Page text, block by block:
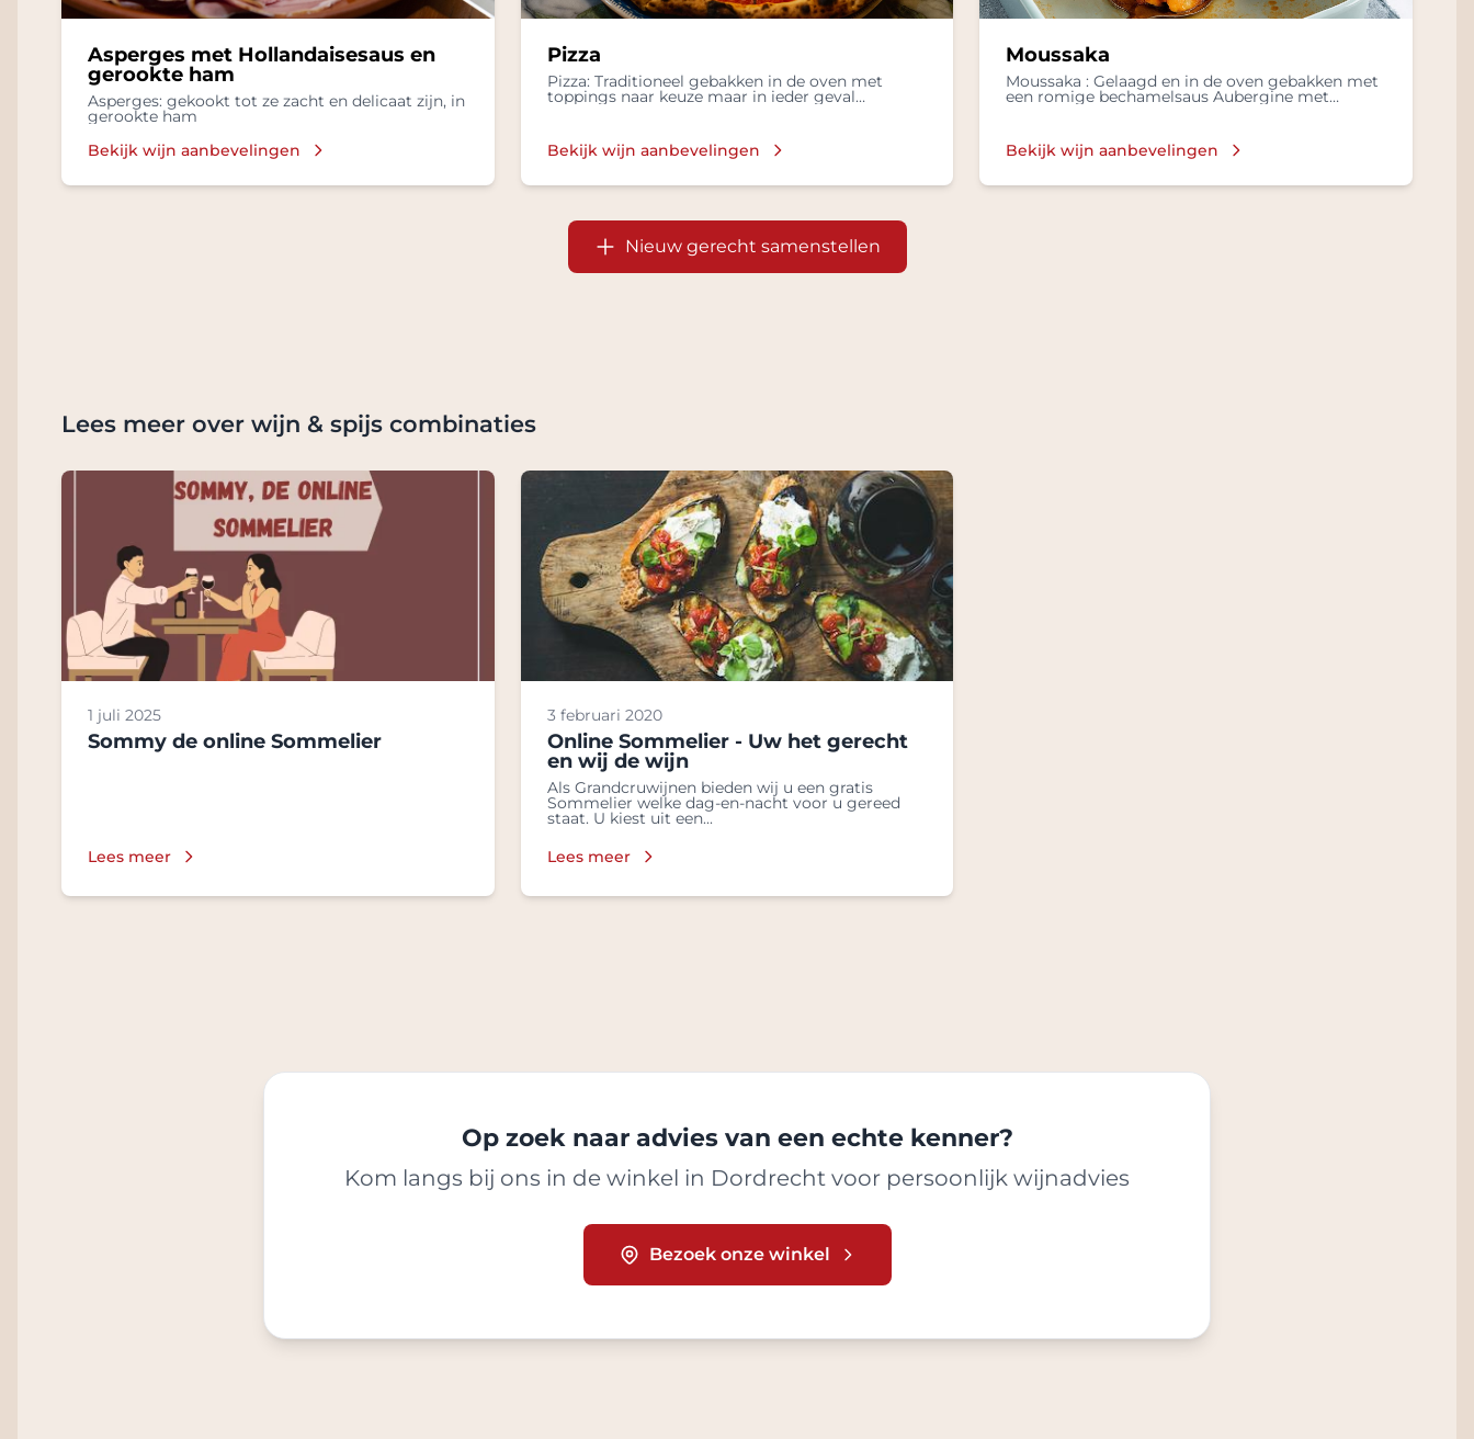
Asperges met Hollandaisesaus en
gerookte ham
Asperges: gekookt tot ze zacht en delicaat zijn, in
gerookte ham
Bekijk wijn aanbevelingen
Pizza
Pizza: Traditioneel gebakken in de oven met
toppings naar keuze maar in ieder geval
Bekijk wijn aanbevelingen
Moussaka
Moussaka : Gelaagd en in de oven gebakken met
een romige bechamelsaus Aubergine met
zoals kaneel en nootmuskaat
Bekijk wijn aanbevelingen
Nieuw gerecht samenstellen
Lees meer over wijn & spijs combinaties
1 juli 2025
Sommy de online Sommelier
Lees meer
3 februari 2020
Online Sommelier - Uw het gerecht
en wij de wijn
Als Grandcruwijnen bieden wij u een gratis
Sommelier welke dag-en-nacht voor u gereed
staat. U kiest uit een...
Lees meer
Op zoek naar advies van een echte kenner?
Kom langs bij ons in de winkel in Dordrecht voor persoonlijk wijnadvies
Bezoek onze winkel